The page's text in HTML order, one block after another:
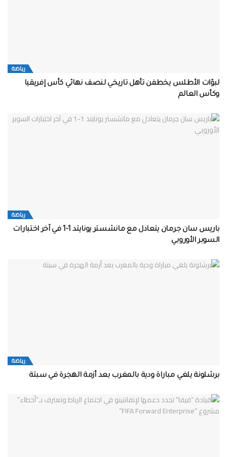
رياضة
لبؤات الأطلس يخطفن تأهل تاريخي لنصف نهائي كأس إفريقيا
وكأس العالم
رياضة
باريس سان جرمان يتعادل مع مانشستر يونايتد 1-1 في آخر اختبارات
السوبر الأوروبي
رياضة
برشلونة يلغي مباراة ودية بالمغرب بعد أزمة الهجرة في سبتة